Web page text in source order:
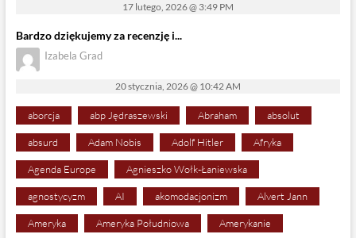
17 lutego, 2026 @ 3:49 PM
Bardzo dziękujemy za recenzję i...
Izabela Grad
20 stycznia, 2026 @ 10:42 AM
aborcja abp Jędraszewski Abraham absolut
absurd Adam Nobis Adolf Hitler Afryka
Agenda Europe Agnieszko Wołk-Łaniewska
agnostycyzm AI akomodacjonizm Alvert Jann
Ameryka Ameryka Południowa Amerykanie